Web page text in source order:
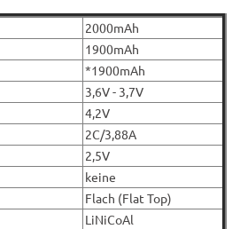
2000mAh
1900mAh
*1900mAh
3,6V - 3,7V
4,2V
2C/3,88A
2,5V
keine
Flach (Flat Top)
LiNiCoAl